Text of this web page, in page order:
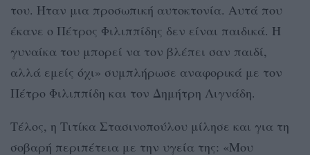
του. Ήταν μια προσωπική αυτοκτονία. Αυτά που
έκανε ο Πέτρος Φιλιππίδης δεν είναι παιδικά. Η
γυναίκα του μπορεί να τον βλέπει σαν παιδί,
αλλά εμείς όχι» συμπλήρωσε αναφορικά με τον
Πέτρο Φιλιππίδη και τον Δημήτρη Λιγνάδη.
Τέλος, η Τιτίκα Στασινοπούλου μίλησε και για τη
σοβαρή περιπέτεια με την υγεία της: «Μου